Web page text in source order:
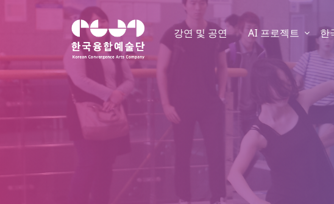
강연 및 공연 AI 프로젝트 한